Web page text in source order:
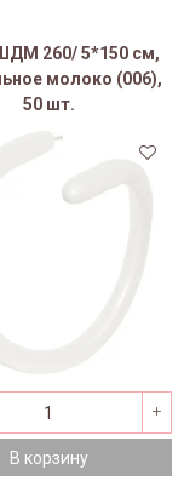
260/ 5*150 см,
молоко (006),
50 шт.
В корзину